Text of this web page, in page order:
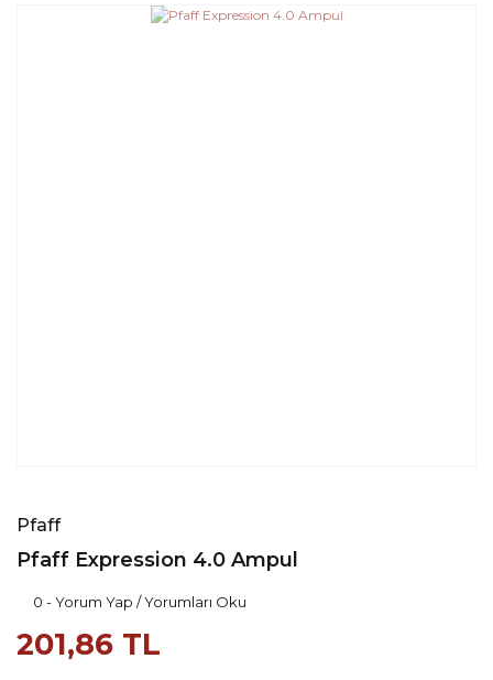
Pfaff
Pfaff Expression 4.0 Ampul
0 - Yorum Yap / Yorumları Oku
201,86 TL